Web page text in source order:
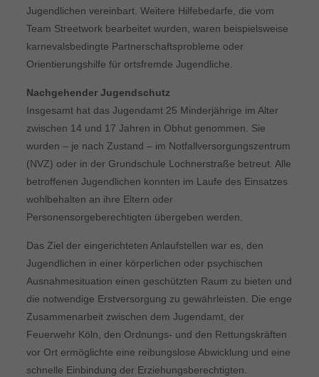
Jugendlichen vereinbart. Weitere Hilfebedarfe, die vom
Team Streetwork bearbeitet wurden, waren beispielsweise
karnevalsbedingte Partnerschaftsprobleme oder
Orientierungshilfe für ortsfremde Jugendliche.
Nachgehender Jugendschutz
Insgesamt hat das Jugendamt 25 Minderjährige im Alter
zwischen 14 und 17 Jahren in Obhut genommen. Sie
wurden – je nach Zustand – im Notfallversorgungszentrum
(NVZ) oder in der Grundschule Lochnerstraße betreut. Alle
betroffenen Jugendlichen konnten im Laufe des Einsatzes
wohlbehalten an ihre Eltern oder
Personensorgeberechtigten übergeben werden.
Das Ziel der eingerichteten Anlaufstellen war es, den
Jugendlichen in einer körperlichen oder psychischen
Ausnahmesituation einen geschützten Raum zu bieten und
die notwendige Erstversorgung zu gewährleisten. Die enge
Zusammenarbeit zwischen dem Jugendamt, der
Feuerwehr Köln, den Ordnungs- und den Rettungskräften
vor Ort ermöglichte eine reibungslose Abwicklung und eine
schnelle Einbindung der Erziehungsberechtigten.